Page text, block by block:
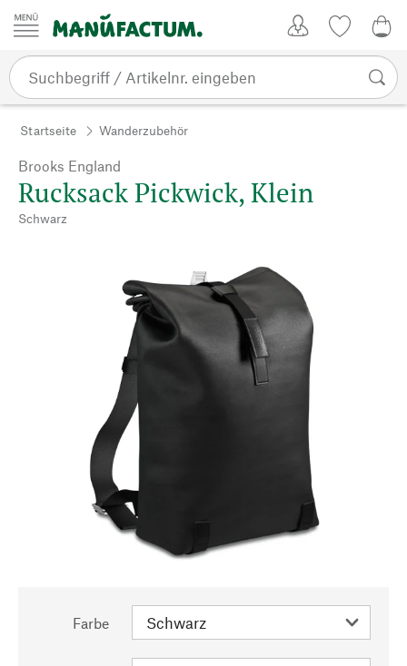
Zum Inhalt springen
Startseite Wanderzubehör
Brooks England
Rucksack Pickwick, Klein
Schwarz
Farbe